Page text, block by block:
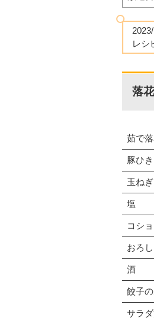
レシ
落
茹で
豚ひ
玉ねぎ
塩
コシ
おろ
酒
餃子
サラ